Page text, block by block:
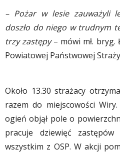
– Pożar w lesie zauważyli
doszło do niego w trudnym
trzy zastępy– mówi mł. bryg.
Powiatowej Państwowej
Około 13.30 strażacy
razem do miejscowości
ogień objął pole o
pracuje dziewięć
wszystkim z OSP. W akcji